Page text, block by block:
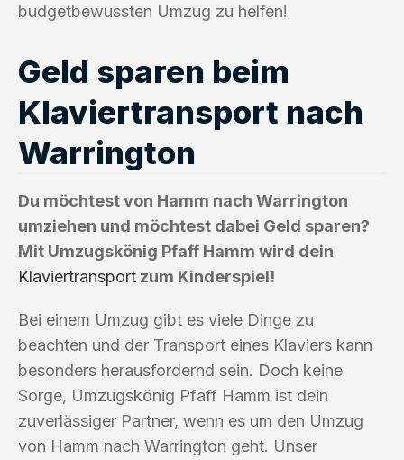
budgetbewussten Umzug zu helfen!
Geld sparen beim
Klaviertransport nach
Warrington
Du möchtest von Hamm nach Warrington
umziehen und möchtest dabei Geld sparen?
Mit Umzugskönig Pfaff Hamm wird dein
Klaviertransport zum Kinderspiel!
Bei einem Umzug gibt es viele Dinge zu
beachten und der Transport eines Klaviers kann
besonders herausfordernd sein. Doch keine
Sorge, Umzugskönig Pfaff Hamm ist dein
zuverlässiger Partner, wenn es um den Umzug
von Hamm nach Warrington geht. Unser